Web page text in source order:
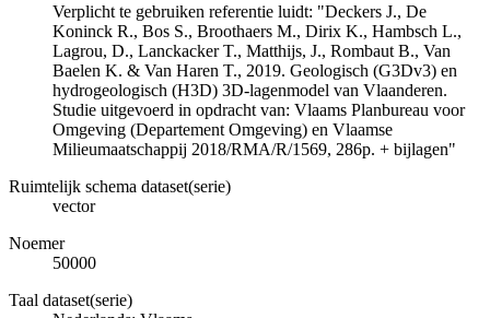
Verplicht te gebruiken referentie luidt: "Deckers J., De
Koninck R., Bos S., Broothaers M., Dirix K., Hambsch L.,
Lagrou, D., Lanckacker T., Matthijs, J., Rombaut B., Van
Baelen K. & Van Haren T., 2019. Geologisch (G3Dv3) en
hydrogeologisch (H3D) 3D-lagenmodel van Vlaanderen.
Studie uitgevoerd in opdracht van: Vlaams Planbureau voor
Omgeving (Departement Omgeving) en Vlaamse
Milieumaatschappij 2018/RMA/R/1569, 286p. + bijlagen"
Ruimtelijk schema dataset(serie)
vector
Noemer
50000
Taal dataset(serie)